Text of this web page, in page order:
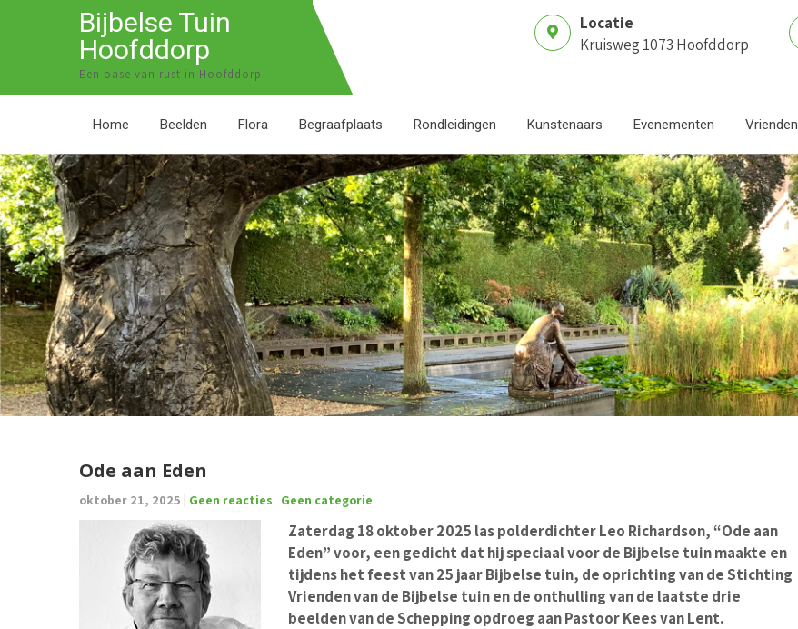
Bijbelse Tuin
Hoofddorp
Een oase van rust in Hoofddorp
Locatie
Kruisweg 1073 Hoofddorp
Home Beelden Flora Begraafplaats Rondleidingen Kunstenaars Evenementen Vrienden
Ode aan Eden
oktober 21, 2025 | Geen reacties Geen categorie
Zaterdag 18 oktober 2025 las polderdichter Leo Richardson, “Ode aan
Eden” voor, een gedicht dat hij speciaal voor de Bijbelse tuin maakte en
tijdens het feest van 25 jaar Bijbelse tuin, de oprichting van de Stichting
Vrienden van de Bijbelse tuin en de onthulling van de laatste drie
beelden van de Schepping opdroeg aan Pastoor Kees van Lent.